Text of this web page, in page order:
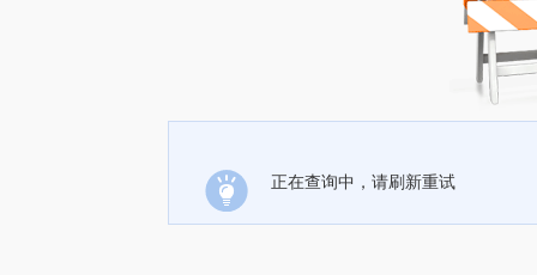
正在查询中，请刷新重试